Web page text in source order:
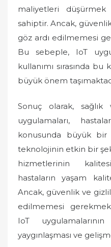
maliyetleri
sahiptir. Ancak,
göz ardı edilmemesi
Bu sebeple, IoT
kullanımı sırasında bu
büyük önem
Sonuç olarak, sağlık
uygulamaları,
konusunda büyük
teknolojinin etkin bir
hizmetlerinin
hastaların yaşam
Ancak, güvenlik ve
edilmemesi
IoT
yaygınlaşması ve